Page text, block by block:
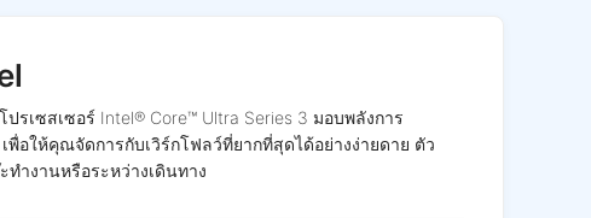
เซสเซอร์ Intel® Core™ Ultra Series 3 มอบพลังการ
อให้คุณจัดการกับเวิร์กโฟลว์ที่ยากที่สุดได้อย่างง่ายดาย ตัว
ำงานหรือระหว่างเดินทาง